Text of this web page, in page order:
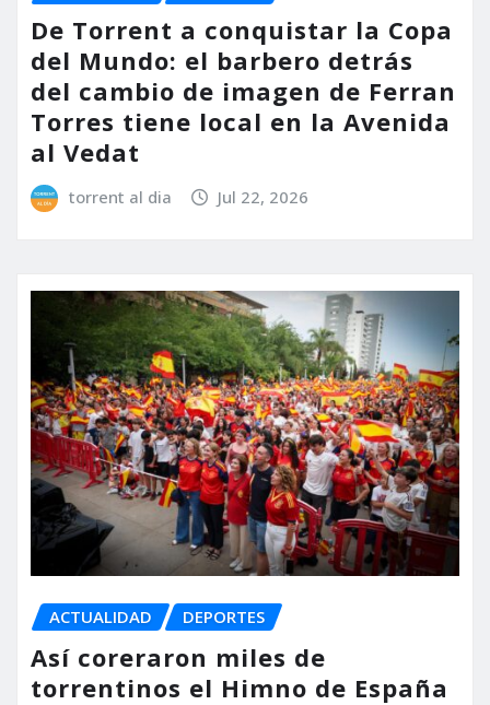
De Torrent a conquistar la Copa
del Mundo: el barbero detrás
del cambio de imagen de Ferran
Torres tiene local en la Avenida
al Vedat
torrent al dia Jul 22, 2026
ACTUALIDAD DEPORTES
Así coreraron miles de
torrentinos el Himno de España